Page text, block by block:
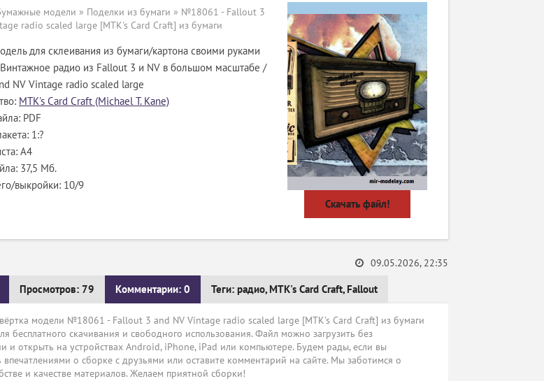
модели » Поделки из бумаги » №18061 - Fallout 3
radio scaled large [MTK's Card Craft] из бумаги
для склеивания из бумаги/картона своими руками
радио из Fallout 3 и NV в большом масштабе /
NV Vintage radio scaled large
MTK's Card Craft (Michael T. Kane)
PDF
1:?
А4
37,5 Мб.
выкройки: 10/9
Скачать файл!
Просмотров: 79 Комментарии: 0 Теги: радио, MTK's Card Craft, Fallout
09.05.2026, 22:35
модели №18061 - Fallout 3 and NV Vintage radio scaled large [MTK's Card Craft] из бумаги
бесплатного скачивания и свободного использования. Файл можно загрузить без
и открыть на устройствах Android, iPhone, iPad или компьютере. Будем рады, если вы
впечатлениями о сборке с друзьями или оставите комментарий на сайте. Мы заботимся о
и качестве материалов. Желаем приятной сборки!